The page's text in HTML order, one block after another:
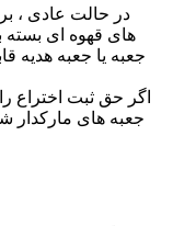
در حالت عادی ،
اگر حق ثبت اختراع
جعبه های مارکدار